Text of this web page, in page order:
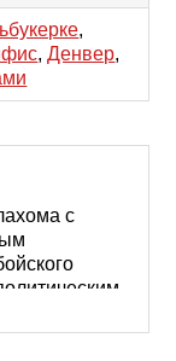
,
,Денвер,
с
людей.